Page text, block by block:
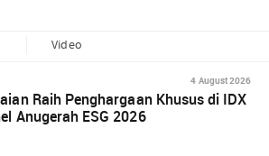
Video
4 August 2026
Raih Penghargaan Khusus di IDX
Anugerah ESG 2026